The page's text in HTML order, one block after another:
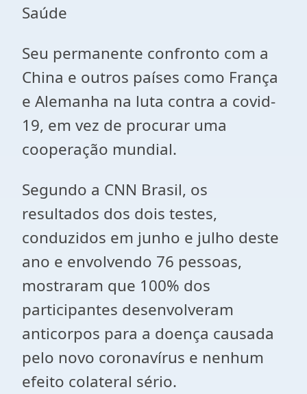
Saúde
Seu permanente confronto com a
China e outros países como França
e Alemanha na luta contra a covid-
19, em vez de procurar uma
cooperação mundial.
Segundo a CNN Brasil, os
resultados dos dois testes,
conduzidos em junho e julho deste
ano e envolvendo 76 pessoas,
mostraram que 100% dos
participantes desenvolveram
anticorpos para a doença causada
pelo novo coronavírus e nenhum
efeito colateral sério.